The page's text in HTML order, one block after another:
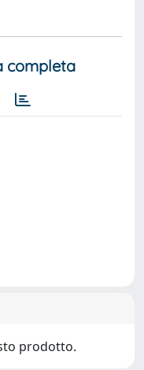
completa
prodotto.